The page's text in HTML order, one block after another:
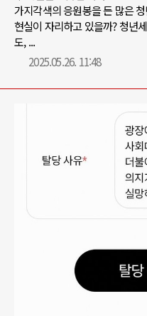
가지각색의 응원봉을 든 많은
현실이 자리하고 있을까? 청년
도, ...
2025.05.26. 11:48